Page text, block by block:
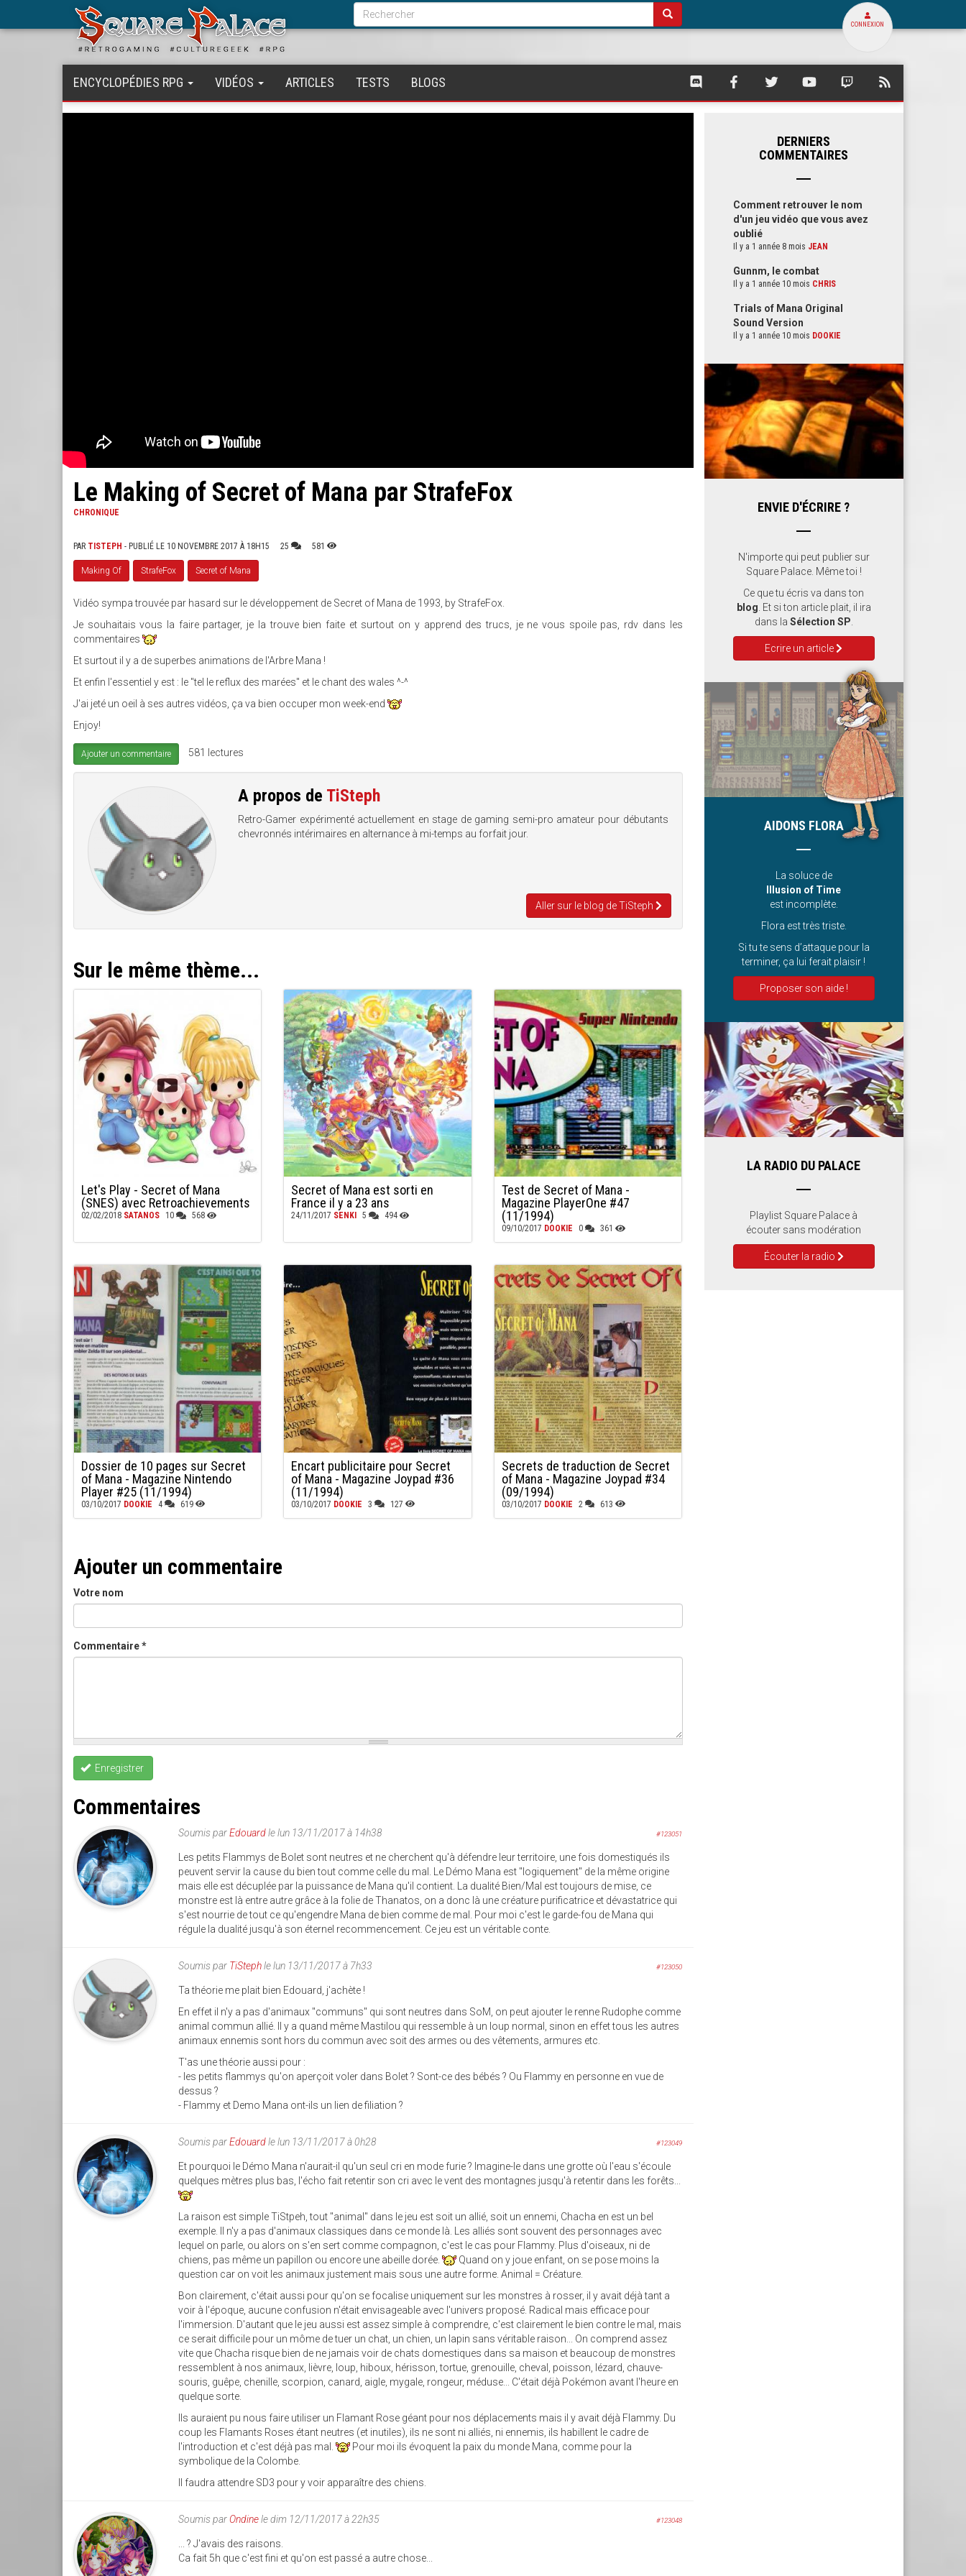
Formulaire
de
recherche
Rechercher
CONNEXION
ENCYCLOPÉDIES RPG VIDÉOS ARTICLES TESTS BLOGS
SQUARE
SQUARE SQUARE SQUARE SQUARE
Le Making of Secret of Mana par StrafeFox
CHRONIQUE
PAR TISTEPH - PUBLIÉ LE 10 NOVEMBRE 2017 À 18H15 25 581
Making Of StrafeFox Secret of Mana
Vidéo sympa trouvée par hasard sur le développement de Secret of Mana de 1993, by StrafeFox.
Je souhaitais vous la faire partager, je la trouve bien faite et surtout on y apprend des trucs, je ne vous spoile pas, rdv dans les
commentaires
Et surtout il y a de superbes animations de l'Arbre Mana !
Et enfin l'essentiel y est : le "tel le reflux des marées" et le chant des wales ^-^
J'ai jeté un oeil à ses autres vidéos, ça va bien occuper mon week-end
Enjoy!
Ajouter un commentaire 581 lectures
A propos de TiSteph
Retro-Gamer expérimenté actuellement en stage de gaming semi-pro amateur pour débutants
chevronnés intérimaires en alternance à mi-temps au forfait jour.
Aller sur le blog de TiSteph
Sur le même thème...
Let's Play - Secret of Mana
(SNES) avec Retroachievements
02/02/2018 SATANOS 10 568
Secret of Mana est sorti en
France il y a 23 ans
24/11/2017 SENKI 5 494
Test de Secret of Mana -
Magazine PlayerOne #47
(11/1994)
09/10/2017 DOOKIE 0 361
Dossier de 10 pages sur Secret
of Mana - Magazine Nintendo
Player #25 (11/1994)
03/10/2017 DOOKIE 4 619
Encart publicitaire pour Secret
of Mana - Magazine Joypad #36
(11/1994)
03/10/2017 DOOKIE 3 127
Secrets de traduction de Secret
of Mana - Magazine Joypad #34
(09/1994)
03/10/2017 DOOKIE 2 613
Ajouter un commentaire
Votre nom
Commentaire*
Enregistrer
Commentaires
Soumis parEdouardle lun 13/11/2017 à 14h38 #123051
Les petits Flammys de Bolet sont neutres et ne cherchent qu'à défendre leur territoire, une fois domestiqués ils
peuvent servir la cause du bien tout comme celle du mal. Le Démo Mana est "logiquement" de la même origine
mais elle est décuplée par la puissance de Mana qu'il contient. La dualité Bien/Mal est toujours de mise, ce
monstre est là entre autre grâce à la folie de Thanatos, on a donc là une créature purificatrice et dévastatrice qui
s'est nourrie de tout ce qu'engendre Mana de bien comme de mal. Pour moi c'est le garde-fou de Mana qui
régule la dualité jusqu'à son éternel recommencement. Ce jeu est un véritable conte.
Soumis par TiStephle lun 13/11/2017 à 7h33 #123050
Ta théorie me plait bien Edouard, j'achète !
En effet il n'y a pas d'animaux "communs" qui sont neutres dans SoM, on peut ajouter le renne Rudophe comme
animal commun allié. Il y a quand même Mastilou qui ressemble à un loup normal, sinon en effet tous les autres
animaux ennemis sont hors du commun avec soit des armes ou des vêtements, armures etc.
T'as une théorie aussi pour :
- les petits flammys qu'on aperçoit voler dans Bolet ? Sont-ce des bébés ? Ou Flammy en personne en vue de
dessus ?
- Flammy et Demo Mana ont-ils un lien de filiation ?
Soumis parEdouardle lun 13/11/2017 à 0h28 #123049
Et pourquoi le Démo Mana n'aurait-il qu'un seul cri en mode furie ? Imagine-le dans une grotte où l'eau s'écoule
quelques mètres plus bas, l'écho fait retentir son cri avec le vent des montagnes jusqu'à retentir dans les forêts...
La raison est simple TiStpeh, tout "animal" dans le jeu est soit un allié, soit un ennemi, Chacha en est un bel
exemple. Il n'y a pas d'animaux classiques dans ce monde là. Les alliés sont souvent des personnages avec
lequel on parle, ou alors on s'en sert comme compagnon, c'est le cas pour Flammy. Plus d'oiseaux, ni de
chiens, pas même un papillon ou encore une abeille dorée.
Quand on y joue enfant, on se pose moins la
question car on voit les animaux justement mais sous une autre forme. Animal = Créature.
Bon clairement, c'était aussi pour qu'on se focalise uniquement sur les monstres à rosser, il y avait déjà tant a
voir à l'époque, aucune confusion n'était envisageable avec l'univers proposé. Radical mais efficace pour
l'immersion. D'autant que le jeu aussi est assez simple à comprendre, c'est clairement le bien contre le mal, mais
ce serait difficile pour un môme de tuer un chat, un chien, un lapin sans véritable raison... On comprend assez
vite que Chacha risque bien de ne jamais voir de chats domestiques dans sa maison et beaucoup de monstres
ressemblent à nos animaux, lièvre, loup, hiboux, hérisson, tortue, grenouille, cheval, poisson, lézard, chauve-
souris, guêpe, chenille, scorpion, canard, aigle, mygale, rongeur, méduse... C'était déjà Pokémon avant l'heure en
quelque sorte.
Ils auraient pu nous faire utiliser un Flamant Rose géant pour nos déplacements mais il y avait déjà Flammy. Du
coup les Flamants Roses étant neutres (et inutiles), ils ne sont ni alliés, ni ennemis, ils habillent le cadre de
l'introduction et c'est déjà pas mal.
Pour moi ils évoquent la paix du monde Mana, comme pour la
symbolique de la Colombe.
Il faudra attendre SD3 pour y voir apparaître des chiens.
Soumis parOndinele dim 12/11/2017 à 22h35 #123048
... ? J'avais des raisons.
Ca fait 5h que c'est fini et qu'on est passé a autre chose...
DERNIERS
COMMENTAIRES
Comment retrouver le nom
d'un jeu vidéo que vous avez
oublié
Il y a 1 année 8 mois JEAN
Gunnm, le combat
Il y a 1 année 10 mois CHRIS
Trials of Mana Original
Sound Version
Il y a 1 année 10 mois DOOKIE
ENVIE D'ÉCRIRE ?
N'importe qui peut publier sur
Square Palace. Même toi !
Ce que tu écris va dans ton
blog . Et si ton article plait, il ira
dans la Sélection SP
Ecrire un article
AIDONS FLORA
La soluce de
Illusion of Time
est incomplète.
Flora est très triste.
Si tu te sens d’attaque pour la
terminer, ça lui ferait plaisir !
Proposer son aide !
LA RADIO DU PALACE
Playlist Square Palace à
écouter sans modération
Écouter la radio